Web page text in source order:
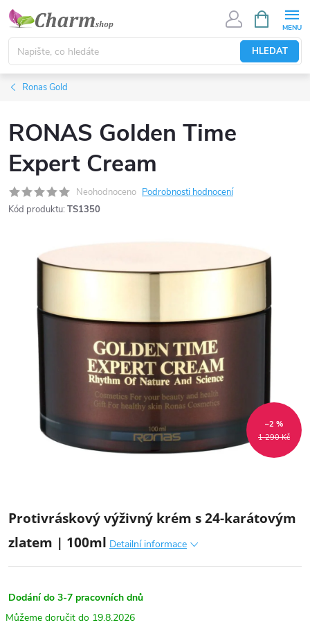
Přejít
obsah
HLEDAT
NÁKUPNÍ
KOŠÍK
Ronas Gold
RONAS Golden Time
Expert Cream
Neohodnoceno Podrobnosti hodnocení
Kód produktu: TS1350
1 290 Kč
–2 %
Protivráskový výživný krém s 24-karátovým
zlatem | 100ml Detailní informace
Dodání do 3-7 pracovních dnů
19.8.2026